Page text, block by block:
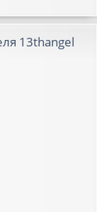
13thangel